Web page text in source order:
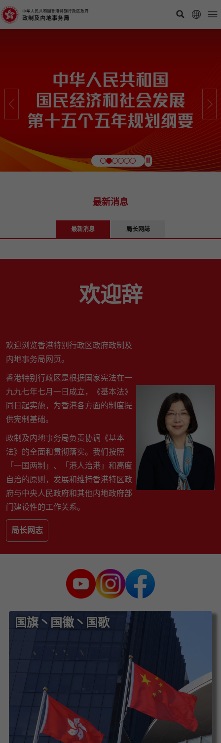
⏸
最新消息
最新消息 局长网誌
欢迎辞
欢迎浏览香港特别行政区政府政制及
内地事务局网页。
香港特别行政区是根据国家宪法在一
九九七年七月一日成立，《基本法》
同日起实施，为香港各方面的制度提
供宪制基础。
政制及内地事务局负责协调《基本
法》的全面和贯彻落实。我们按照
「一国两制」、「港人治港」和高度
自治的原则，发展和维持香港特区政
府与中央人民政府和其他内地政府部
门建设性的工作关系。
局长网志